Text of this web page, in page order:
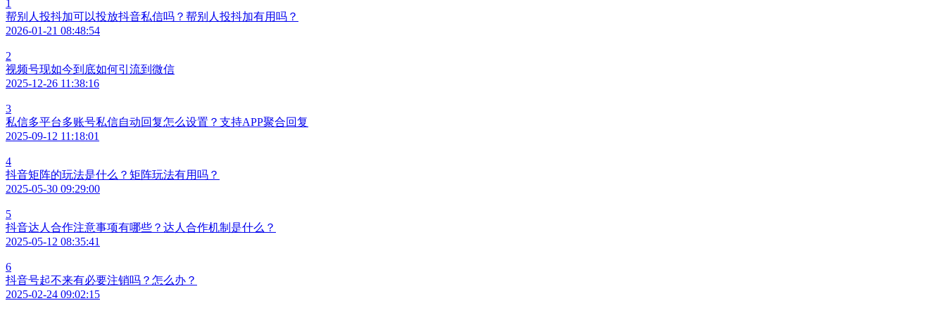
1
帮别人投抖加可以投放抖音私信吗？帮别人投抖加有用吗？
2026-01-21 08:48:54
2
视频号现如今到底如何引流到微信
2025-12-26 11:38:16
3
私信多平台多账号私信自动回复怎么设置？支持APP聚合回复
2025-09-12 11:18:01
4
抖音矩阵的玩法是什么？矩阵玩法有用吗？
2025-05-30 09:29:00
5
抖音达人合作注意事项有哪些？达人合作机制是什么？
2025-05-12 08:35:41
6
抖音号起不来有必要注销吗？怎么办？
2025-02-24 09:02:15